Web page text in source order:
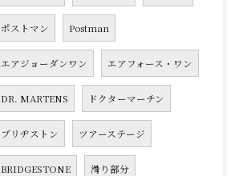
ポストマン Postman
エアジョーダンワン エアフォース・ワン
DR. MARTENS ドクターマーチン
ブリヂストン ツアーステージ
BRIDGESTONE 滑り部分